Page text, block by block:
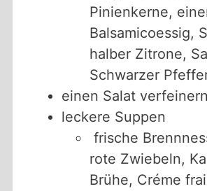
Pinienkerne,
Balsamicoessig,
halber Zitrone,
Schwarzer
einen Salat verfeinern
leckere Suppen
frische
rote Zwiebeln,
Brühe, Créme